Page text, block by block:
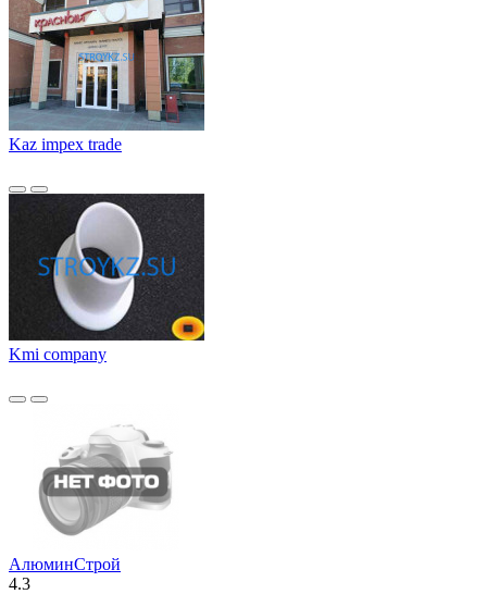
Kaz impex trade
Kmi company
АлюминСтрой
4.3